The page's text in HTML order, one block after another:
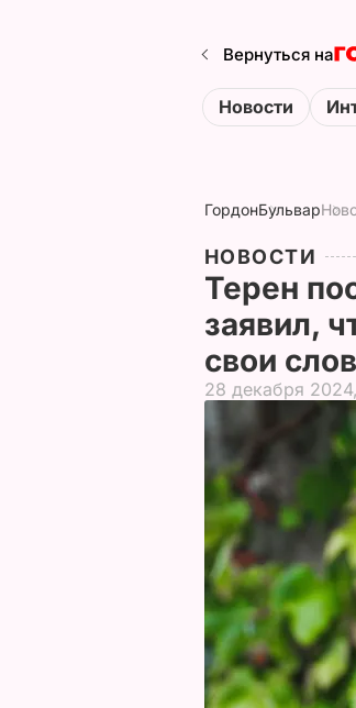
Вернуться на
Новости
ГордонБульвар
НОВОСТИ
Терен
заявил,
свои
28 декабря